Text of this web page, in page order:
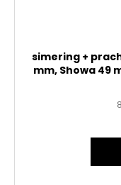
simering +
mm, Showa 49